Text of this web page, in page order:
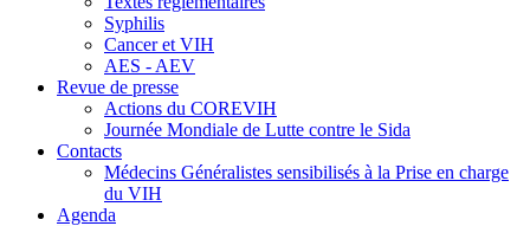
Syphilis
Cancer et VIH
AES - AEV
Revue de presse
Actions du COREVIH
Journée Mondiale de Lutte contre le Sida
Contacts
Médecins Généralistes sensibilisés à la Prise en charge
du VIH
Agenda